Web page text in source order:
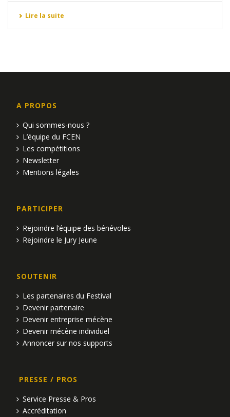
Lire la suite
A PROPOS
Qui sommes-nous ?
L’équipe du FCEN
Les compétitions
Newsletter
Mentions légales
PARTICIPER
Rejoindre l’équipe des bénévoles
Rejoindre le Jury Jeune
SOUTENIR
Les partenaires du Festival
Devenir partenaire
Devenir entreprise mécène
Devenir mécène individuel
Annoncer sur nos supports
PRESSE / PROS
Service Presse & Pros
Accréditation